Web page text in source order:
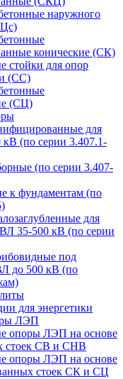
наружного
конические (СК)
стойки для опор
(СС)
(СЦ)
для
(по серии 3.407.1-
(по серии 3.407-
к фундаментам (по
для
35-500 кВ (по серии
под
до 500 кВ (по
для энергетики
ЛЭП
опоры ЛЭП на основе
стоек СВ и СНВ
опоры ЛЭП на основе
стоек СК и СЦ